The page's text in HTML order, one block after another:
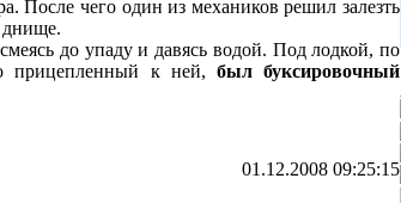
После чего один из механиков решил залезть
днище.
до упаду и давясь водой. Под лодкой, по
прицепленный к ней, был буксировочный
01.12.2008 09:25:15